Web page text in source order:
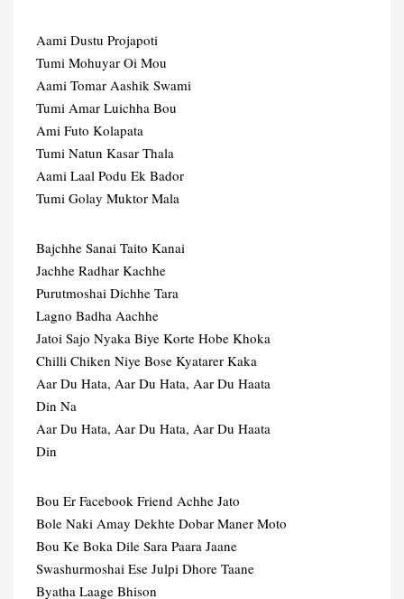
Aami Dustu Projapoti
Tumi Mohuyar Oi Mou
Aami Tomar Aashik Swami
Tumi Amar Luichha Bou
Ami Futo Kolapata
Tumi Natun Kasar Thala
Aami Laal Podu Ek Bador
Tumi Golay Muktor Mala
Bajchhe Sanai Taito Kanai
Jachhe Radhar Kachhe
Purutmoshai Dichhe Tara
Lagno Badha Aachhe
Jatoi Sajo Nyaka Biye Korte Hobe Khoka
Chilli Chiken Niye Bose Kyatarer Kaka
Aar Du Hata, Aar Du Hata, Aar Du Haata
Din Na
Aar Du Hata, Aar Du Hata, Aar Du Haata
Din
Bou Er Facebook Friend Achhe Jato
Bole Naki Amay Dekhte Dobar Maner Moto
Bou Ke Boka Dile Sara Paara Jaane
Swashurmoshai Ese Julpi Dhore Taane
Byatha Laage Bhison